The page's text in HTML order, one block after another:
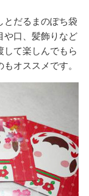
とだるまのぽち袋
や口、髪飾りなど
して楽しんでもら
オススメです。